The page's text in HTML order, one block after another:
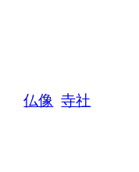
仏像 寺社